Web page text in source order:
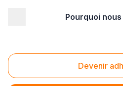
Pourquoi
Devenir
Magasin de téléphonie